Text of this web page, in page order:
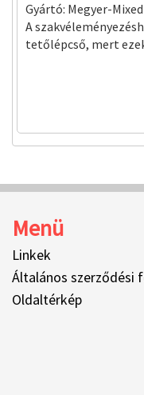
Gyártó: Megyer-Mixed
A
tetőlépcső, mert
Menü
Linkek
Általános szerződési
Oldaltérkép